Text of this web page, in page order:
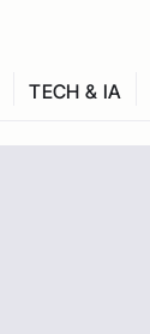
TECH & IA